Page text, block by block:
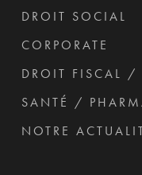
DROIT SOCIAL
CORPORATE
DROIT FISCAL /
SANTÉ /
NOTRE